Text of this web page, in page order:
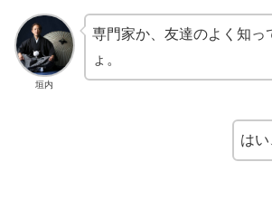
垣内
専門家か、友達のよく知っ
ょ。
は